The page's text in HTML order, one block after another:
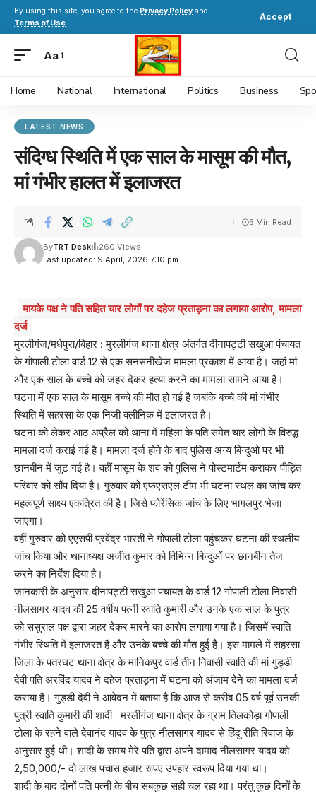
By using this site, you agree to the Privacy Policy and
Terms of Use.
Accept
Aa
Home National International Politics Business
LATEST NEWS
संदिग्ध स्थिति में एक साल के मासूम की मौत,
मां गंभीर हालत में इलाजरत
Last updated: 9 April, 2026 7:10 pm
ByTRT Desk 260 Views
5 Min Read
मायके पक्ष ने पति सहित चार लोगों पर दहेज प्रताड़ना का लगाया आरोप, मामला
दर्ज
मुरलीगंज/मधेपुरा/बिहार : मुरलीगंज थाना क्षेत्र अंतर्गत दीनापट्टी सखुआ पंचायत
के गोपाली टोला वार्ड 12 से एक सनसनीखेज मामला प्रकाश में आया है। जहां मां
और एक साल के बच्चे को जहर देकर हत्या करने का मामला सामने आया है।
घटना में एक साल के मासूम बच्चे की मौत हो गई है जबकि बच्चे की मां गंभीर
स्थिति में सहरसा के एक निजी क्लीनिक में इलाजरत है।
घटना को लेकर आठ अप्रैल को थाना में महिला के पति समेत चार लोगों के विरुद्ध
मामला दर्ज कराई गई है। मामला दर्ज होने के बाद पुलिस अन्य बिन्दुओ पर भी
छानबीन में जुट गई है। वहीं मासूम के शव को पुलिस ने पोस्टमार्टम कराकर पीड़ित
परिवार को सौंप दिया है। गुरुवार को एफएसएल टीम भी घटना स्थल का जांच कर
महत्वपूर्ण साक्ष्य एकत्रित की है। जिसे फोरेंसिक जांच के लिए भागलपुर भेजा
जाएगा।
वहीं गुरुवार को एएसपी प्रवेंद्र भारती ने गोपाली टोला पहुंचकर घटना की स्थलीय
जांच किया और थानाध्यक्ष अजीत कुमार को विभिन्न बिन्दुओं पर छानबीन तेज
करने का निर्देश दिया है।
जानकारी के अनुसार दीनापट्टी सखुआ पंचायत के वार्ड 12 गोपाली टोला निवासी
नीलसागर यादव की 25 वर्षीय पत्नी स्वाति कुमारी और उनके एक साल के पुत्र
को ससुराल पक्ष द्वारा जहर देकर मारने का आरोप लगाया गया है। जिसमें स्वाति
गंभीर स्थिति में इलाजरत है और उनके बच्चे की मौत हुई है। इस मामले में सहरसा
जिला के पतरघट थाना क्षेत्र के मानिकपुर वार्ड तीन निवासी स्वाति की मां गुड्डी
देवी पति अरविंद यादव ने दहेज प्रताड़ना में घटना को अंजाम देने का मामला दर्ज
कराया है। गुड्डी देवी ने आवेदन में बताया है कि आज से करीब 05 वर्ष पूर्व उनकी
पुत्री स्वाति कुमारी की शादी मरलीगंज थाना क्षेत्र के ग्राम तिलकोड़ा गोपाली
टोला के रहने वाले देवानंद यादव के पुत्र नीलसागर यादव से हिंदू रीति रिवाज के
अनुसार हुई थी। शादी के समय मेरे पति द्वारा अपने दामाद नीलसागर यादव को
2,50,000/- दो लाख पचास हजार रूपए उपहार स्वरूप दिया गया था।
शादी के बाद दोनों पति पत्नी के बीच सबकुछ सही चल रहा था। परंतु कुछ दिनों के